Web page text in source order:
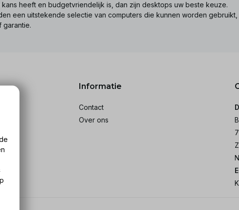
heeft en budgetvriendelijk is, dan zijn desktops uw beste keuze.
een uitstekende selectie van computers die kunnen worden gebruikt,
garantie.
Informatie
Contact
Over ons